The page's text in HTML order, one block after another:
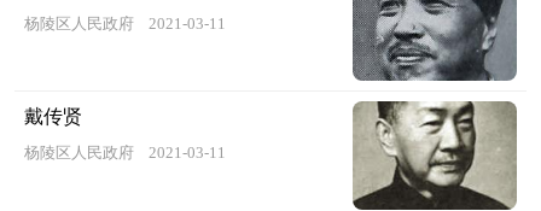
杨陵区人民政府 2021-03-11
戴传贤
杨陵区人民政府 2021-03-11